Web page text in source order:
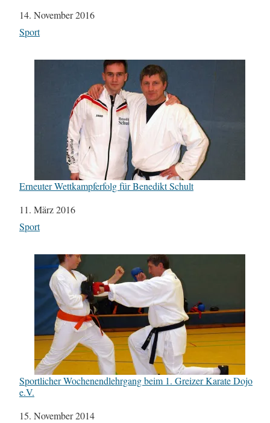
Datum
14. November 2016
In Bezug auf
Sport
Erneuter Wettkampferfolg für Benedikt Schult
Datum
11. März 2016
In Bezug auf
Sport
Sportlicher Wochenendlehrgang beim 1. Greizer Karate Dojo
e.V.
Datum
15. November 2014